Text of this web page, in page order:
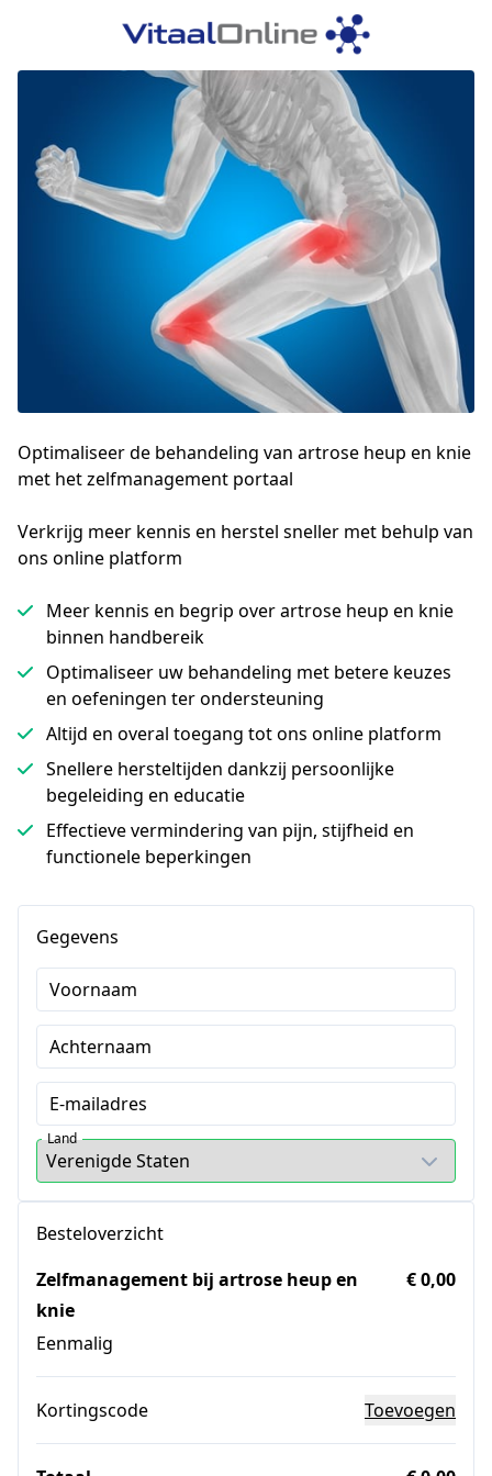
Optimaliseer de behandeling van artrose heup en knie
met het zelfmanagement portaal
Verkrijg meer kennis en herstel sneller met behulp van
ons online platform
Meer kennis en begrip over artrose heup en knie
binnen handbereik
Optimaliseer uw behandeling met betere keuzes
en oefeningen ter ondersteuning
Altijd en overal toegang tot ons online platform
Snellere hersteltijden dankzij persoonlijke
begeleiding en educatie
Effectieve vermindering van pijn, stijfheid en
functionele beperkingen
Gegevens
Voornaam
Achternaam
E-mailadres
Land
Besteloverzicht
Zelfmanagement bij artrose heup en
knie
Eenmalig
€ 0,00
Kortingscode Toevoegen